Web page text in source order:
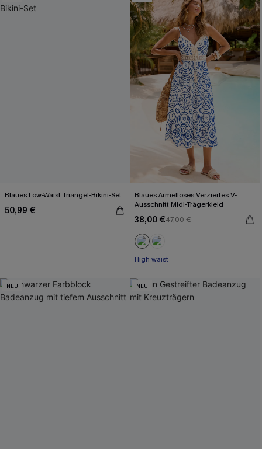
Blaues Low-Waist Triangel-Bikini-Set
50,99 €
Blaues Ärmelloses Verziertes V-
Ausschnitt Midi-Trägerkleid
38,00 €47,00 €
High waist
NEU NEU